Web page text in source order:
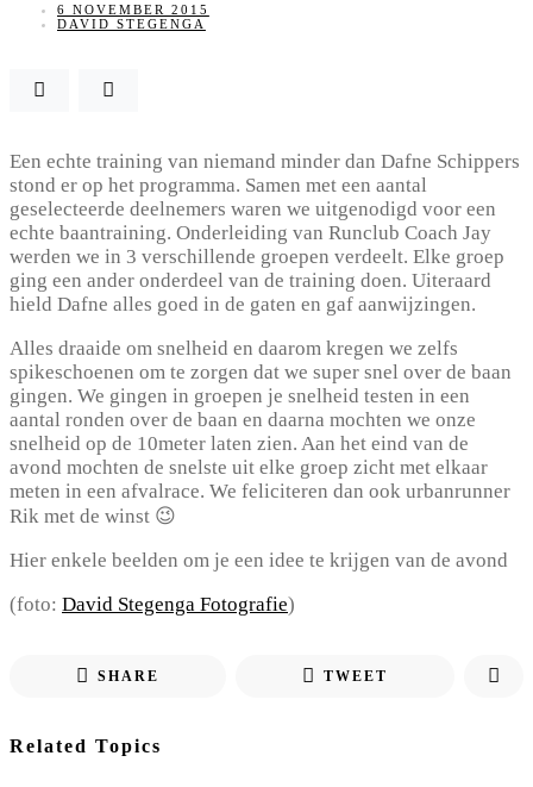
6 NOVEMBER 2015
DAVID STEGENGA
Een echte training van niemand minder dan Dafne Schippers
stond er op het programma. Samen met een aantal
geselecteerde deelnemers waren we uitgenodigd voor een
echte baantraining. Onderleiding van Runclub Coach Jay
werden we in 3 verschillende groepen verdeelt. Elke groep
ging een ander onderdeel van de training doen. Uiteraard
hield Dafne alles goed in de gaten en gaf aanwijzingen.
Alles draaide om snelheid en daarom kregen we zelfs
spikeschoenen om te zorgen dat we super snel over de baan
gingen. We gingen in groepen je snelheid testen in een
aantal ronden over de baan en daarna mochten we onze
snelheid op de 10meter laten zien. Aan het eind van de
avond mochten de snelste uit elke groep zicht met elkaar
meten in een afvalrace. We feliciteren dan ook urbanrunner
Rik met de winst 😉
Hier enkele beelden om je een idee te krijgen van de avond
(foto: David Stegenga Fotografie)
SHARE TWEET
Related Topics